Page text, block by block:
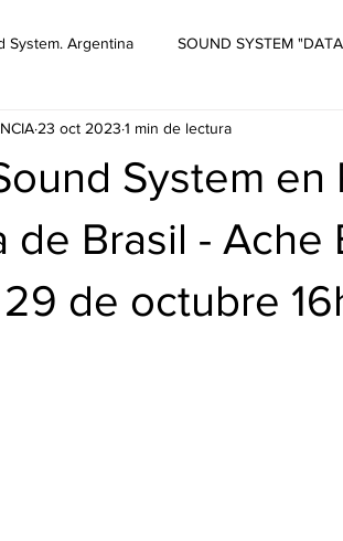
System. Argentina SOUND SYSTEM
Live and direct. Shows. Recitales.
System en
de Brasil - Ache
de octubre
23 oct 2023 1 min de lectura